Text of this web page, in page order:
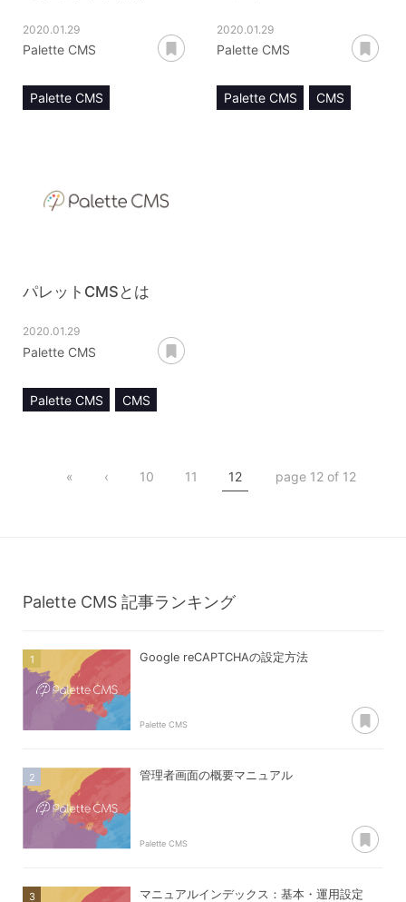
2020.01.29
Palette CMS
あとで読む
Palette CMS
2020.01.29
Palette CMS
Palette CMS
CMS
パレットCMSとは
2020.01.29
Palette CMS
Palette CMS
CMS
«
‹ 10 11 12 page 12 of 12
Palette CMS 記事ランキング
Google reCAPTCHAの設定方法
Palette CMS
管理者画面の概要マニュアル
Palette CMS
マニュアルインデックス：基本・運用設定